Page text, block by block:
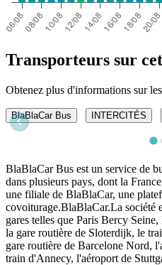
Transporteurs sur
Obtenez plus d'informations sur
BlaBlaCar Bus INTERCITÉS
BlaBlaCar Bus est un service de
dans plusieurs pays, dont la
une filiale de BlaBlaCar, une
covoiturage.BlaBlaCar.La société
gares telles que Paris Bercy
la gare routière de Sloterdijk, le
gare routière de Barcelone Nord,
train d'Annecy, l'aéroport de